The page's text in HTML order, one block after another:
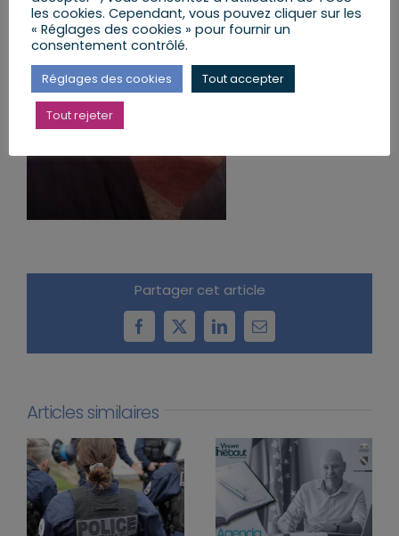
Partager cet article
Facebook
X LinkedInEmail
Articles similaires
les cookies. Cependant, vous pouvez cliquer sur les
« Réglages des cookies » pour fournir un
consentement contrôlé.
Réglages des cookies Tout accepter
Tout rejeter